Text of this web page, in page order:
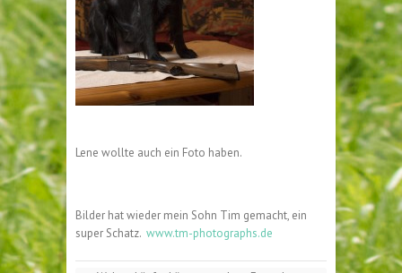
Lene wollte auch ein Foto haben.
Bilder hat wieder mein Sohn Tim gemacht, ein
super Schatz. www.tm-photographs.de